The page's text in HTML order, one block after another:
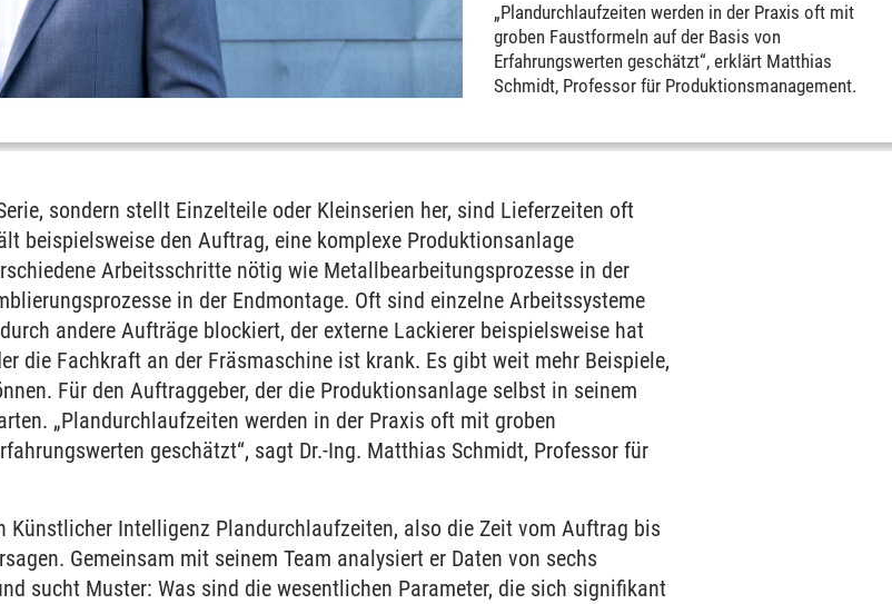
„Plandurchlaufzeiten werden in der Praxis oft mit
groben Faustformeln auf der Basis von
Erfahrungswerten geschätzt“, erklärt Matthias
Schmidt, Professor für Produktionsmanagement.
sondern stellt Einzelteile oder Kleinserien her, sind Lieferzeiten oft
beispielsweise den Auftrag, eine komplexe Produktionsanlage
Arbeitsschritte nötig wie Metallbearbeitungsprozesse in der
in der Endmontage. Oft sind einzelne Arbeitssysteme
andere Aufträge blockiert, der externe Lackierer beispielsweise hat
die Fachkraft an der Fräsmaschine ist krank. Es gibt weit mehr Beispiele,
Für den Auftraggeber, der die Produktionsanlage selbst in seinem
„Plandurchlaufzeiten werden in der Praxis oft mit groben
geschätzt“, sagt Dr.-Ing. Matthias Schmidt, Professor für
Künstlicher Intelligenz Plandurchlaufzeiten, also die Zeit vom Auftrag bis
Gemeinsam mit seinem Team analysiert er Daten von sechs
sucht Muster: Was sind die wesentlichen Parameter, die sich signifikant